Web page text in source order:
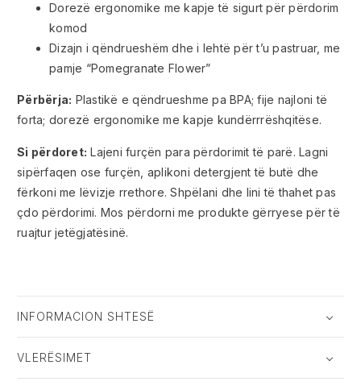
Dorezë ergonomike me kapje të sigurt për përdorim
komod
Dizajn i qëndrueshëm dhe i lehtë për t’u pastruar, me
pamje “Pomegranate Flower”
Përbërja: Plastikë e qëndrueshme pa BPA; fije najloni të
forta; dorezë ergonomike me kapje kundërrrëshqitëse.
Si përdoret: Lajeni furçën para përdorimit të parë. Lagni
sipërfaqen ose furçën, aplikoni detergjent të butë dhe
fërkoni me lëvizje rrethore. Shpëlani dhe lini të thahet pas
çdo përdorimi. Mos përdorni me produkte gërryese për të
ruajtur jetëgjatësinë.
INFORMACION SHTESË
VLERËSIMET